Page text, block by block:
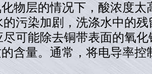
物层的情况下，酸浓度太
污染加剧，洗涤水中的残
可能除去铜带表面的氧化
含量。通常，将电导率控